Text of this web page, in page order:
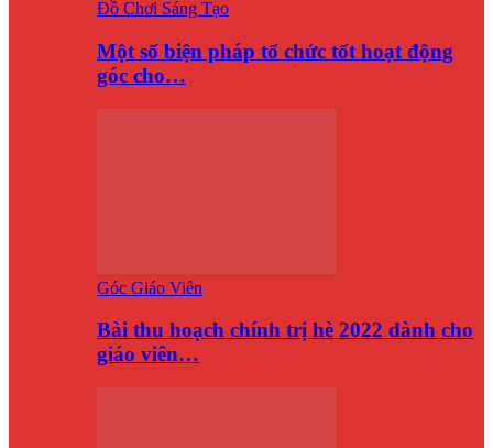
Đồ Chơi Sáng Tạo
Một số biện pháp tổ chức tốt hoạt động
góc cho…
Góc Giáo Viên
Bài thu hoạch chính trị hè 2022 dành cho
giáo viên…